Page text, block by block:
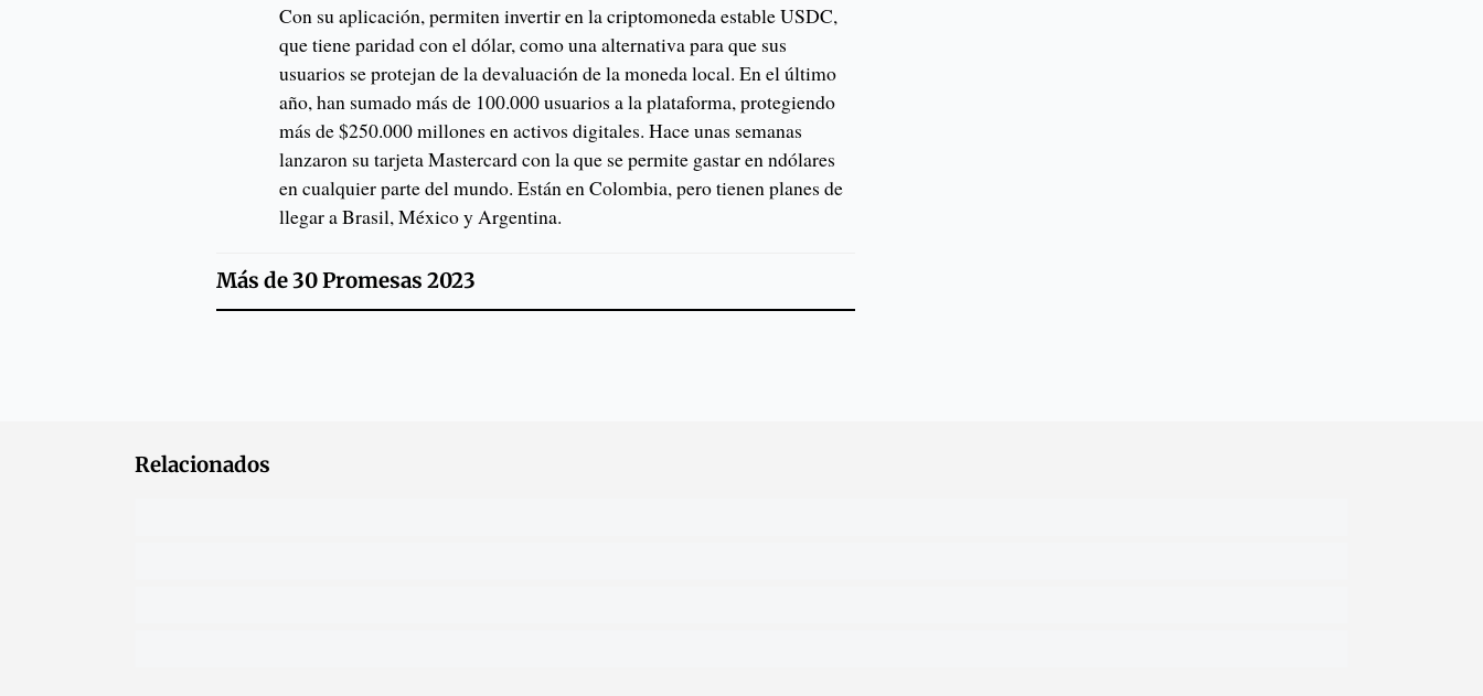
Con su aplicación, permiten invertir en la criptomoneda estable USDC,
que tiene paridad con el dólar, como una alternativa para que sus
usuarios se protejan de la devaluación de la moneda local. En el último
año, han sumado más de 100.000 usuarios a la plataforma, protegiendo
más de $250.000 millones en activos digitales. Hace unas semanas
lanzaron su tarjeta Mastercard con la que se permite gastar en ndólares
en cualquier parte del mundo. Están en Colombia, pero tienen planes de
llegar a Brasil, México y Argentina.
Más de30 Promesas 2023
Relacionados